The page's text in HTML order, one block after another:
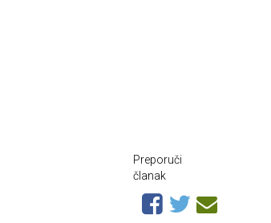
Preporuči
članak